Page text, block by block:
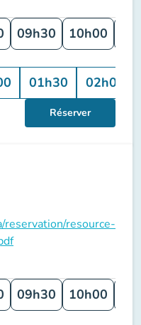
09h30 10h00
01h30 02h00
Réserver
reservation/resource-
09h30 10h00